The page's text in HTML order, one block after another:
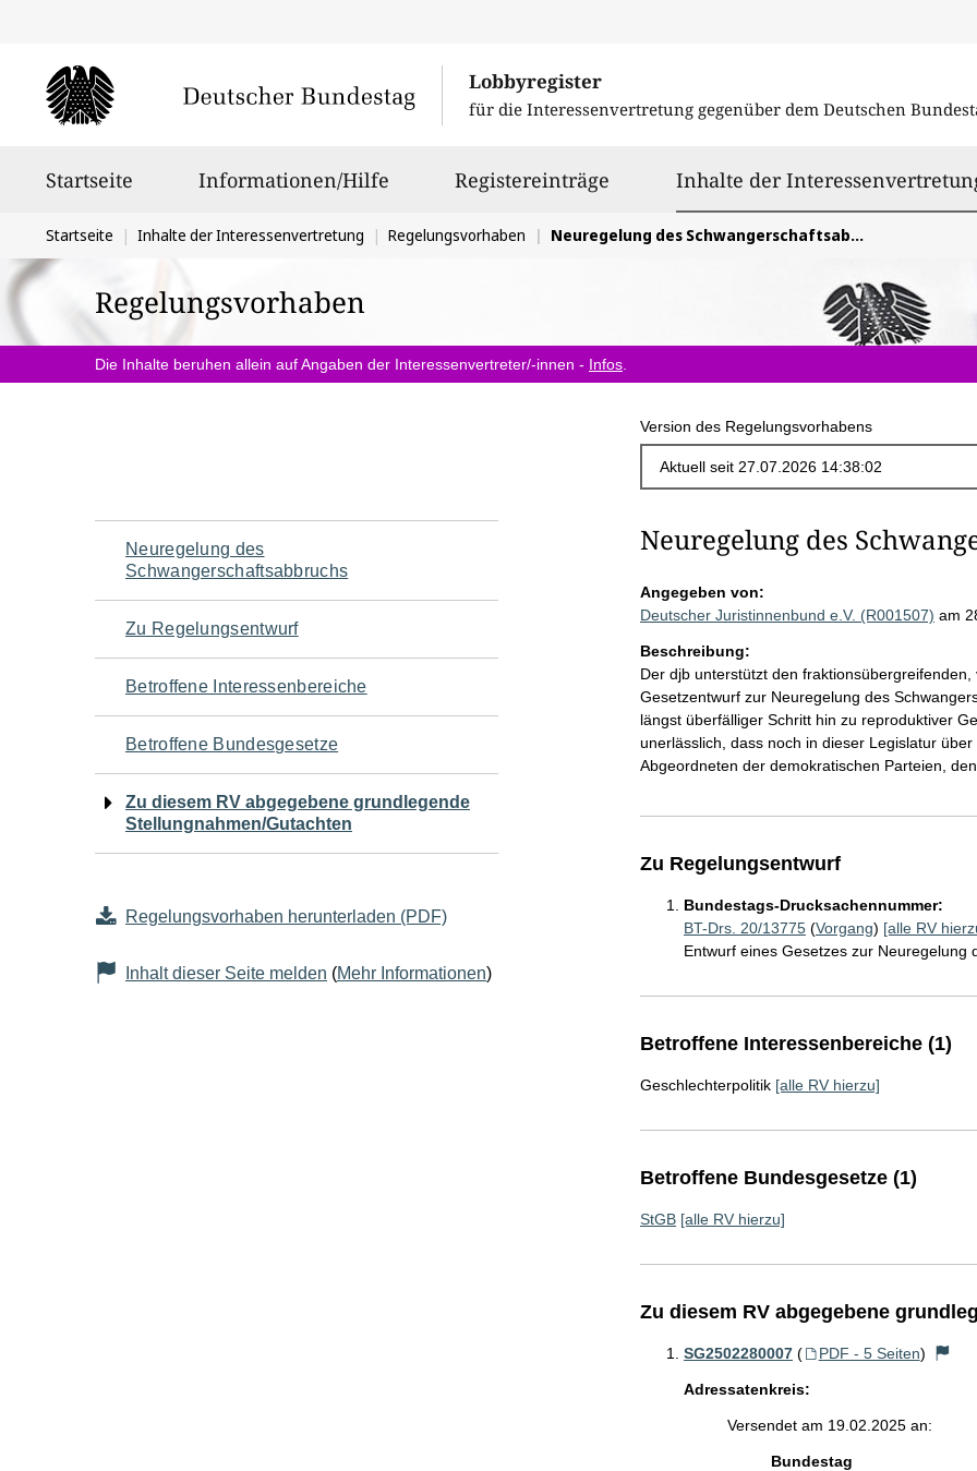
Lobbyregister
für die Interessenvertretung gegenüber dem Deutschen
Startseite Informationen/Hilfe Registereinträge Inhalte der
Sie
befinden
sich
hier:
Startseite Inhalte der Interessenvertretung Regelungsvorhaben Neuregelung des Schwangerschaftsabbruchs
Regelungsvorhaben
Die Inhalte beruhen allein auf Angaben der Interessenvertreter/-innen - Infos
Version des Regelungsvorhabens
Navigation
für
den
Seiteninhalt
Neuregelung des
Schwangerschaftsabbruchs
Zu Regelungsentwurf
Betroffene Interessenbereiche
Betroffene Bundesgesetze
Zu diesem RV abgegebene grundlegende
Stellungnahmen/Gutachten
Regelungsvorhaben herunterladen (PDF)
Inhalt dieser Seite melden (Mehr Informationen)
Neuregelung des
Angegeben von:
Deutscher Juristinnenbund e.V. (R001507) am
Beschreibung:
Der djb unterstützt den
Gesetzentwurf zur Neuregelung des
längst überfälliger Schritt hin zu reproduktiver
unerlässlich, dass noch in dieser Legislatur
Abgeordneten der demokratischen Parteien,
Zu Regelungsentwurf
Bundestags-Drucksachennummer:
BT-Drs. 20/13775(Vorgang) [alle RV
Entwurf eines Gesetzes zur Neuregelung
Betroffene Interessenbereiche (1)
Geschlechterpolitik [alle RV hierzu]
Betroffene Bundesgesetze (1)
StGB [alle RV hierzu]
Zu diesem RV abgegebene
SG2502280007 ( PDF - 5 Seiten)
Adressatenkreis:
Versendet am 19.02.2025 an:
Bundestag